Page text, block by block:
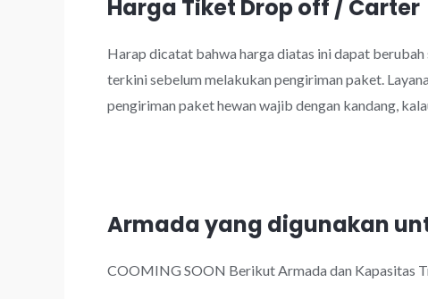
Harga Tiket Drop off / Carter
Harap dicatat bahwa harga diatas ini dapat
terkini sebelum melakukan pengiriman paket.
pengiriman paket hewan wajib dengan kandang,
Armada yang digunakan
COOMING SOON Berikut Armada dan Kapasitas